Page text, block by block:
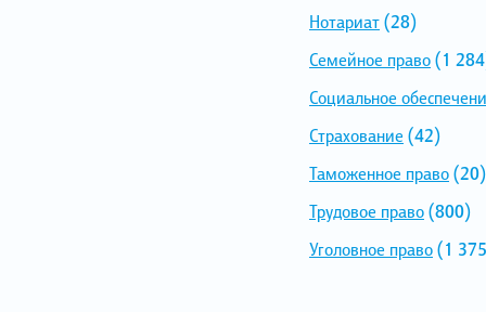
Нотариат(28)
Семейное право(1
Социальное
Страхование (42)
Таможенное право(20)
Трудовое право(800)
Уголовное право(1